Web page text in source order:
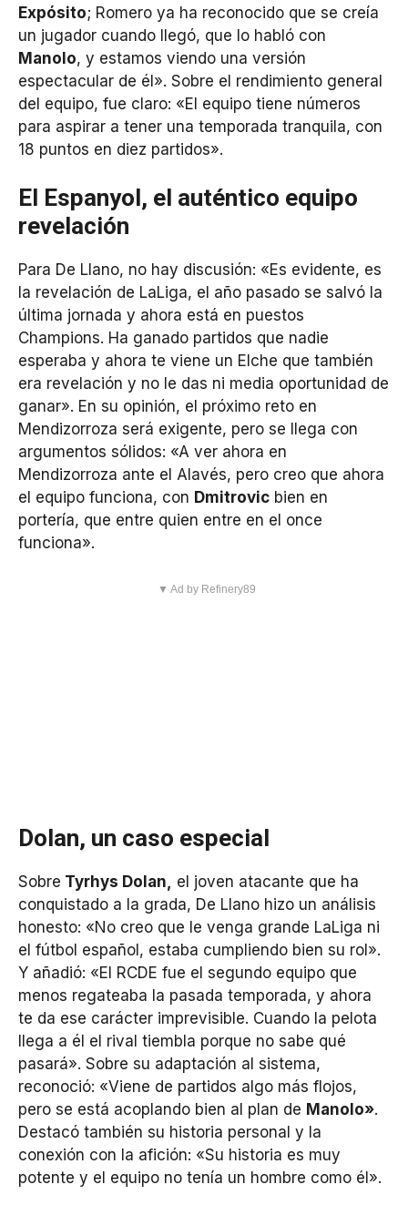
Expósito; Romero ya ha reconocido que se creía
un jugador cuando llegó, que lo habló con
Manolo, y estamos viendo una versión
espectacular de él». Sobre el rendimiento general
del equipo, fue claro: «El equipo tiene números
para aspirar a tener una temporada tranquila, con
18 puntos en diez partidos».
El Espanyol, el auténtico equipo
revelación
Para De Llano, no hay discusión: «Es evidente, es
la revelación de LaLiga, el año pasado se salvó la
última jornada y ahora está en puestos
Champions. Ha ganado partidos que nadie
esperaba y ahora te viene un Elche que también
era revelación y no le das ni media oportunidad de
ganar». En su opinión, el próximo reto en
Mendizorroza será exigente, pero se llega con
argumentos sólidos: «A ver ahora en
Mendizorroza ante el Alavés, pero creo que ahora
el equipo funciona, con Dmitrovic bien en
portería, que entre quien entre en el once
funciona».
▼ Ad by Refinery89
Dolan, un caso especial
Sobre Tyrhys Dolan,
el joven atacante que ha
conquistado a la grada, De Llano hizo un análisis
honesto: «No creo que le venga grande LaLiga ni
el fútbol español, estaba cumpliendo bien su rol».
Y añadió: «El RCDE fue el segundo equipo que
menos regateaba la pasada temporada, y ahora
te da ese carácter imprevisible. Cuando la pelota
llega a él el rival tiembla porque no sabe qué
pasará». Sobre su adaptación al sistema,
reconoció: «Viene de partidos algo más flojos,
pero se está acoplando bien al plan de Manolo».
Destacó también su historia personal y la
conexión con la afición: «Su historia es muy
potente y el equipo no tenía un hombre como él».